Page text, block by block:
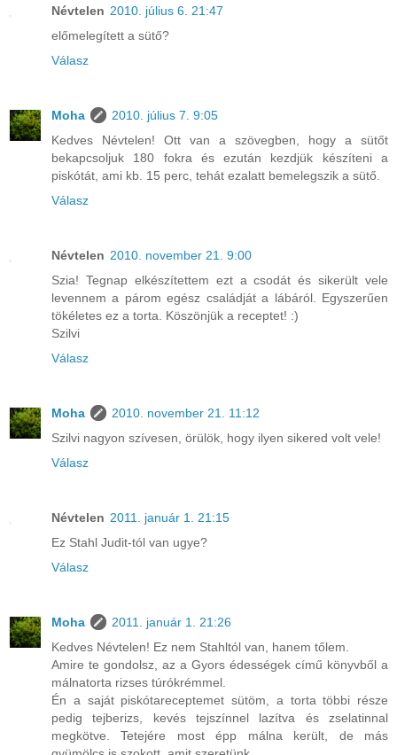
Névtelen 2010. július 6. 21:47
előmelegített a sütő?
Válasz
Moha
2010. július 7. 9:05
Kedves Névtelen! Ott van a szövegben, hogy a sütőt
bekapcsoljuk 180 fokra és ezután kezdjük készíteni a
piskótát, ami kb. 15 perc, tehát ezalatt bemelegszik a sütő.
Válasz
Névtelen 2010. november 21. 9:00
Szia! Tegnap elkészítettem ezt a csodát és sikerült vele
levennem a párom egész családját a lábáról. Egyszerűen
tökéletes ez a torta. Köszönjük a receptet! :)
Szilvi
Válasz
Moha
2010. november 21. 11:12
Szilvi nagyon szívesen, örülök, hogy ilyen sikered volt vele!
Válasz
Névtelen 2011. január 1. 21:15
Ez Stahl Judit-tól van ugye?
Válasz
Moha
2011. január 1. 21:26
Kedves Névtelen! Ez nem Stahltól van, hanem tőlem.
Amire te gondolsz, az a Gyors édességek című könyvből a
málnatorta rizses túrókrémmel.
Én a saját piskótareceptemet sütöm, a torta többi része
pedig tejberizs, kevés tejszínnel lazítva és zselatinnal
megkötve. Tetejére most épp málna került, de más